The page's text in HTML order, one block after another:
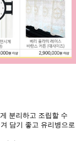
분리하고 조립할 수
담기 좋고 유리병으로